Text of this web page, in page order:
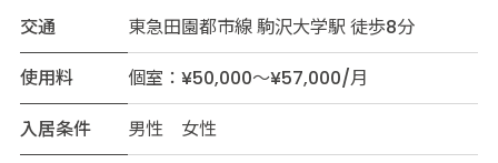
交通
東急田園都市線 駒沢大学駅 徒歩8分
使用料
個室：¥50,000～¥57,000/月
入居条件
男性 女性